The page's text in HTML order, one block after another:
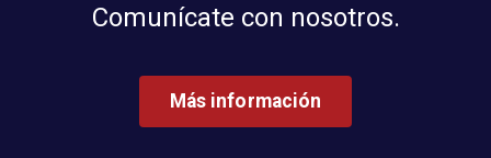
Comunícate con nosotros.
Más información